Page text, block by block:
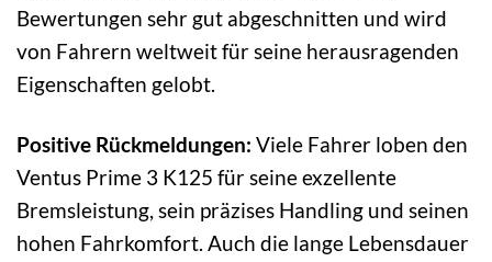
Bewertungen sehr gut abgeschnitten und wird
von Fahrern weltweit für seine herausragenden
Eigenschaften gelobt.
Positive Rückmeldungen: Viele Fahrer loben den
Ventus Prime 3 K125 für seine exzellente
Bremsleistung, sein präzises Handling und seinen
hohen Fahrkomfort. Auch die lange Lebensdauer